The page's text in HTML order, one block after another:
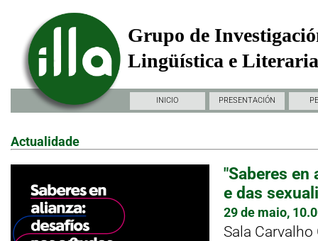
Grupo de
Lingüística e
INICIO PRESENTACIÓN
Actualidade
"Saberes
e das
29 de maio,
Sala